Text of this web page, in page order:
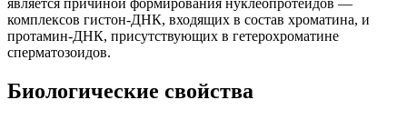
является причиной формирования нуклеопротеидов —
комплексов гистон-ДНК, входящих в состав хроматина, и
протамин-ДНК, присутствующих в гетерохроматине
сперматозоидов.
Биологические свойства